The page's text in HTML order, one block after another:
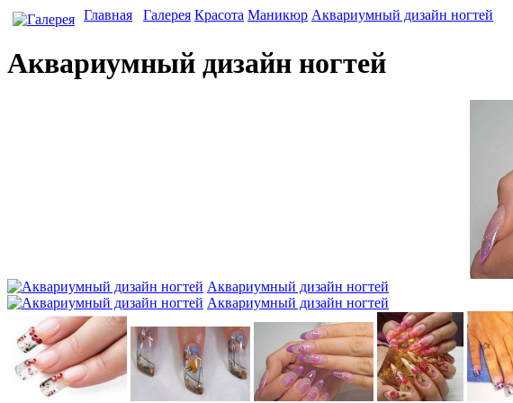
Главная Галерея Красота Маникюр Аквариумный дизайн ногтей
Аквариумный дизайн ногтей
Аквариумный дизайн ногтей
Аквариумный дизайн ногтей